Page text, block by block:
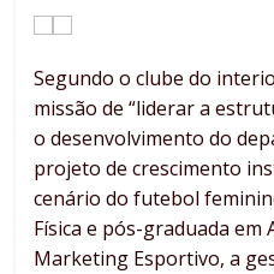
Segundo o clube do
missão de “liderar a
o desenvolvimento do
projeto de crescimento
cenário do futebol
Física e pós-graduada em
Marketing Esportivo, a